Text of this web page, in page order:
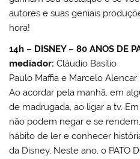
autores e suas geniais
hora!
14h – DISNEY – 80 ANOS DE
mediador: Cláudio Basílio
Paulo Maffia e Marcelo Alencar
Ao acordar pela manhã, em
de madrugada, ao ligar a tv.
não podem negar e se
hábito de ler e conhecer
da Disney, Neste ano, o PATO